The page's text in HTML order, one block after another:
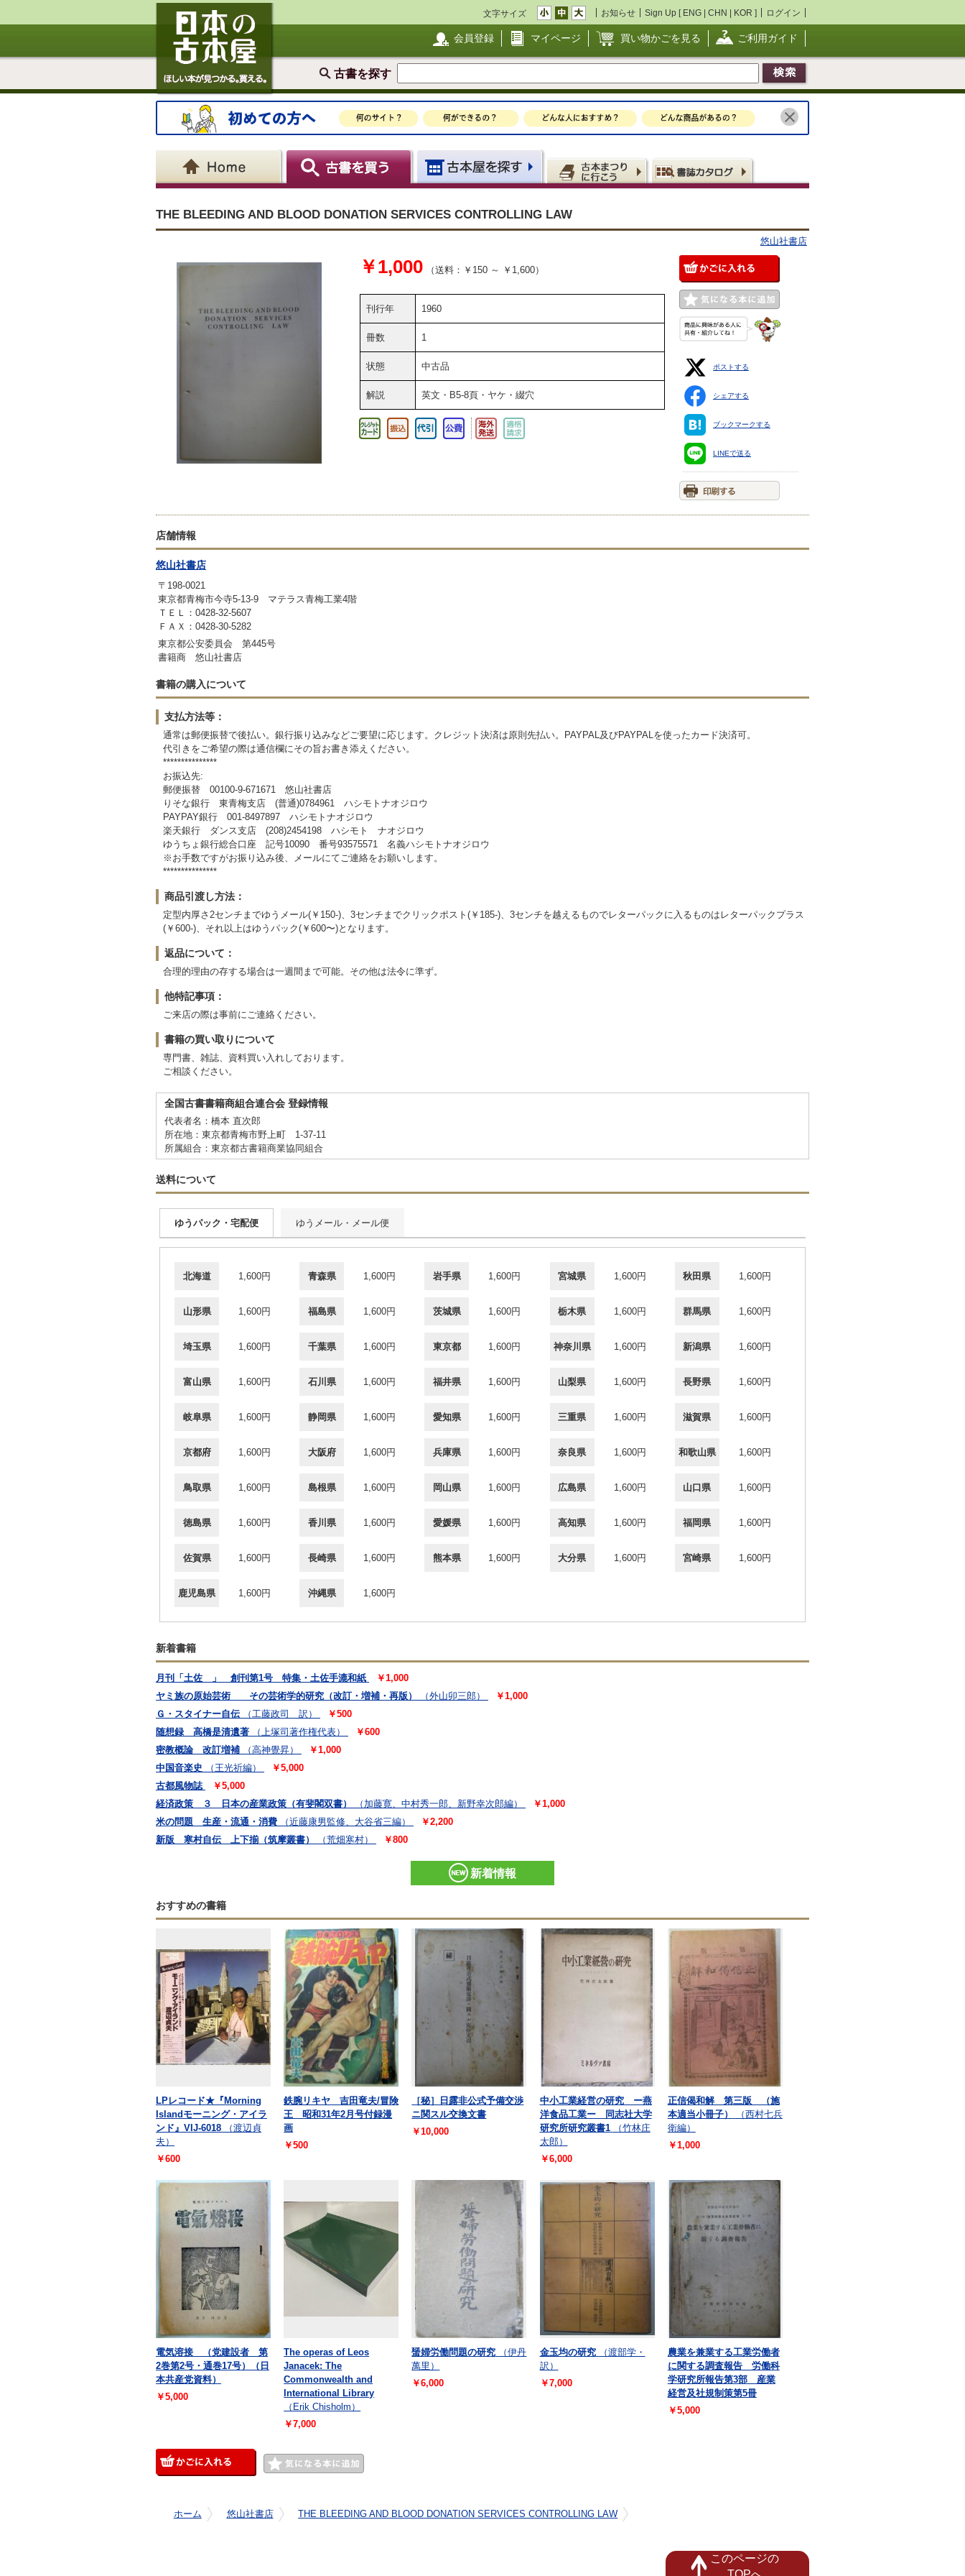
文字サイズ お知らせ Sign Up [ ENG | CHN | KOR ] ログイン
会員登録 マイページ 買い物かごを見る ご利用ガイド
古書を探す
THE BLEEDING AND BLOOD DONATION SERVICES CONTROLLING LAW
悠山社書店
￥1,000 （送料：￥150 ～ ￥1,600）
刊行年 1960
冊数 1
状態 中古品
解説 英文・B5-8頁・ヤケ・綴穴
ポストする
シェアする
ブックマークする
LINEで送る
店舗情報
悠山社書店
〒198-0021
東京都青梅市今寺5-13-9 マテラス青梅工業4階
ＴＥＬ：0428-32-5607
ＦＡＸ：0428-30-5282
東京都公安委員会 第445号
書籍商 悠山社書店
書籍の購入について
支払方法等：
通常は郵便振替で後払い。銀行振り込みなどご要望に応じます。クレジット決済は原則先払い。PAYPAL及びPAYPALを使ったカード決済可。
代引きをご希望の際は通信欄にその旨お書き添えください。
***************
お振込先:
郵便振替 00100-9-671671 悠山社書店
りそな銀行 東青梅支店 (普通)0784961 ハシモトナオジロウ
PAYPAY銀行 001-8497897 ハシモトナオジロウ
楽天銀行 ダンス支店 (208)2454198 ハシモト ナオジロウ
ゆうちょ銀行総合口座 記号10090 番号93575571 名義ハシモトナオジロウ
※お手数ですがお振り込み後、メールにてご連絡をお願いします。
***************
商品引渡し方法：
定型内厚さ2センチまでゆうメール(￥150-)、3センチまでクリックポスト(￥185-)、3センチを越えるものでレターパックに入るものはレターパックプラス
(￥600-)、それ以上はゆうパック(￥600〜)となります。
返品について：
合理的理由の存する場合は一週間まで可能。その他は法令に準ず。
他特記事項：
ご来店の際は事前にご連絡ください。
書籍の買い取りについて
専門書、雑誌、資料買い入れしております。
ご相談ください。
全国古書書籍商組合連合会 登録情報
代表者名：橋本 直次郎
所在地：東京都青梅市野上町 1-37-11
所属組合：東京都古書籍商業協同組合
送料について
ゆうパック・宅配便 ゆうメール・メール便
北海道 1,600円 青森県 1,600円 岩手県 1,600円 宮城県 1,600円 秋田県 1,600円
山形県 1,600円 福島県 1,600円 茨城県 1,600円 栃木県 1,600円 群馬県 1,600円
埼玉県 1,600円 千葉県 1,600円 東京都 1,600円 神奈川県 1,600円 新潟県 1,600円
富山県 1,600円 石川県 1,600円 福井県 1,600円 山梨県 1,600円 長野県 1,600円
岐阜県 1,600円 静岡県 1,600円 愛知県 1,600円 三重県 1,600円 滋賀県 1,600円
京都府 1,600円 大阪府 1,600円 兵庫県 1,600円 奈良県 1,600円 和歌山県 1,600円
鳥取県 1,600円 島根県 1,600円 岡山県 1,600円 広島県 1,600円 山口県 1,600円
徳島県 1,600円 香川県 1,600円 愛媛県 1,600円 高知県 1,600円 福岡県 1,600円
佐賀県 1,600円 長崎県 1,600円 熊本県 1,600円 大分県 1,600円 宮崎県 1,600円
鹿児島県 1,600円 沖縄県 1,600円
新着書籍
月刊「土佐 」 創刊第1号 特集・土佐手漉和紙
￥1,000
ヤミ族の原始芸術 その芸術学的研究（改訂・増補・再版）
（外山卯三郎）
￥1,000
Ｇ・スタイナー自伝
（工藤政司 訳）
￥500
随想録 高橋是清遺著
（上塚司著作権代表）
￥600
密教概論 改訂増補
（高神覺昇）
￥1,000
中国音楽史
（王光祈編）
￥5,000
古都風物誌
￥5,000
経済政策 ３ 日本の産業政策（有斐閣双書）
（加藤寛、中村秀一郎、新野幸次郎編）
￥1,000
米の問題 生産・流通・消費
（近藤康男監修、大谷省三編）
￥2,200
新版 寒村自伝 上下揃（筑摩叢書）
（荒畑寒村） ￥800
新着情報
おすすめの書籍
LPレコード★『Morning
Islandモーニング・アイラ
ンド』VIJ-6018
（渡辺貞
夫）
￥600
鉄腕リキヤ 吉田竜夫/冒険
王 昭和31年2月号付録漫
画
￥500
［秘］日露非公式予備交渉
ニ関スル交換文書
￥10,000
中小工業経営の研究 ー燕
洋食品工業ー 同志社大学
研究所研究叢書1
（竹林庄
太郎）
￥6,000
正信偈和解 第三版 （施
本適当小冊子）
（西村七兵
衛編）
￥1,000
電気溶接 （党建設者 第
2巻第2号・通巻17号）（日
本共産党資料）
￥5,000
The operas of Leos
Janacek: The
Commonwealth and
International Library
（Erik Chisholm）
￥7,000
蜑婦労働問題の研究
（伊丹
萬里）
￥6,000
金玉均の研究
（渡部学・
訳）
￥7,000
農業を兼業する工業労働者
に関する調査報告 労働科
学研究所報告第3部 産業
経営及社規制策第5冊
￥5,000
ホーム 悠山社書店 THE BLEEDING AND BLOOD DONATION SERVICES CONTROLLING LAW
このページの